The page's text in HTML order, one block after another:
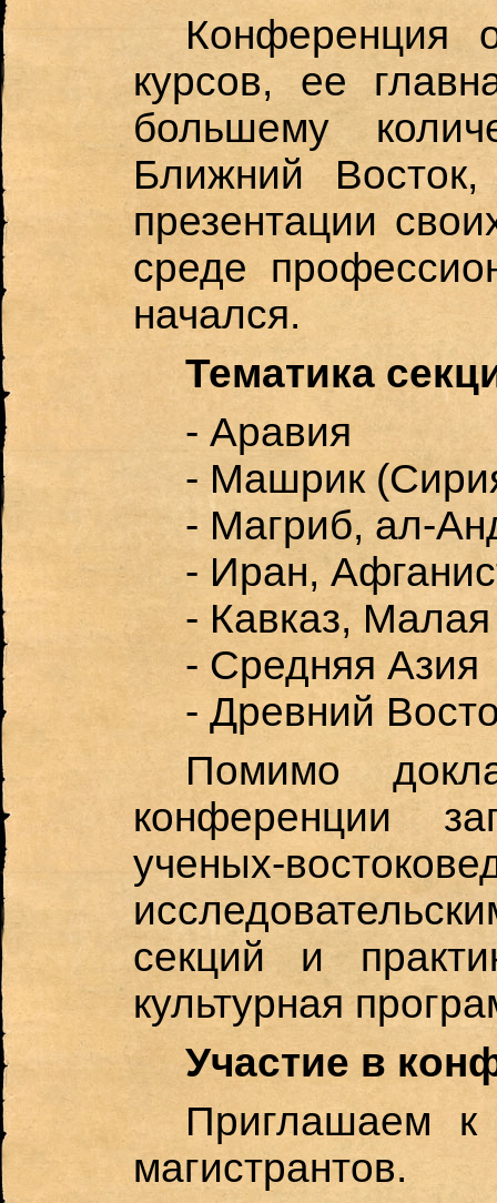
Конференция
курсов, ее
большему
Ближний
презентации
среде
начался.
Тематика
- Аравия
- Машрик
- Магриб, ал-
- Иран,
- Кавказ,
- Средняя Азия
- Древний
Помимо
конференции
ученых-
секций и
культурная
Участие в
Приглашаем
магистрантов.